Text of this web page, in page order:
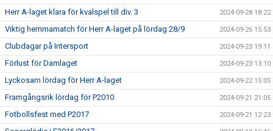
Herr A-laget klara för kvalspel till div. 3 2024-09-28 18:22
Viktig hemmamatch för Herr A-laget på lördag 28/9 2024-09-26 15:53
Clubdagar på Intersport 2024-09-23 19:11
Förlust för Damlaget 2024-09-23 13:10
Lyckosam lördag för Herr A-laget 2024-09-22 15:05
Framgångsrik lördag för P2010 2024-09-21 21:05
Fotbollsfest med P2017 2024-09-21 12:23